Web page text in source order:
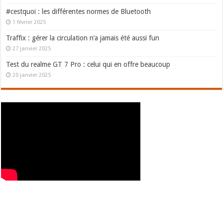
#cestquoi : les différentes normes de Bluetooth
1 février 2025
Traffix : gérer la circulation n’a jamais été aussi fun
27 janvier 2025
Test du realme GT 7 Pro : celui qui en offre beaucoup
20 janvier 2025